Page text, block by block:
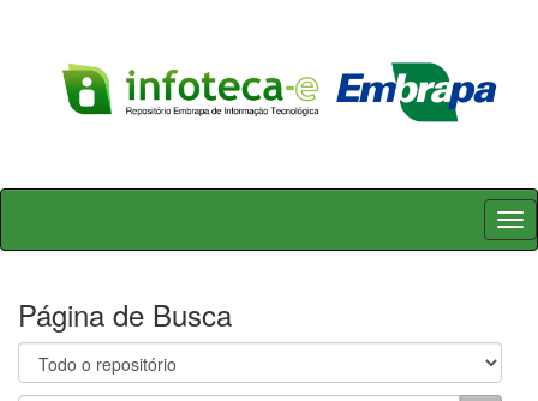
Skip
Página de Busca